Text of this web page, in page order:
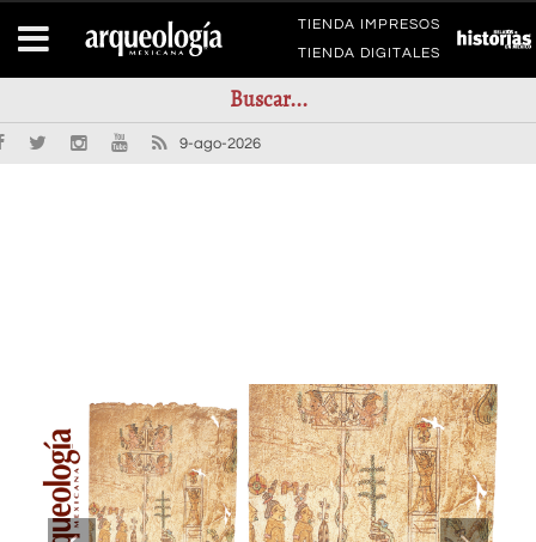
TIENDA IMPRESOS
TIENDA DIGITALES
9-ago-2026